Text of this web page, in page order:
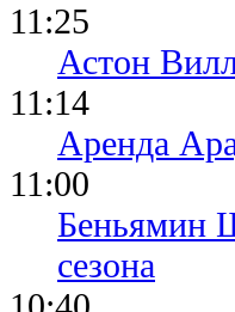
11:25
Астон
11:14
Аренда
11:00
Беньямин
сезона